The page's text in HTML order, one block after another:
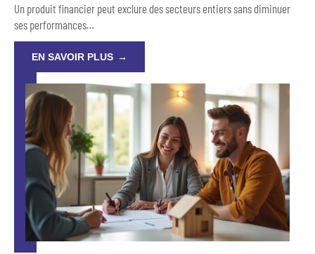
Un produit financier peut exclure des secteurs entiers sans diminuer
ses performances…
EN SAVOIR PLUS